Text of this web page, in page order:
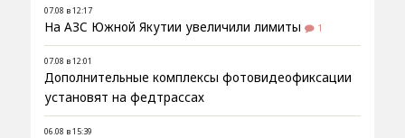
07.08 в 12:17
На АЗС Южной Якутии увеличили лимиты 1
07.08 в 12:01
Дополнительные комплексы фотовидеофиксации
установят на федтрассах
06.08 в 15:39